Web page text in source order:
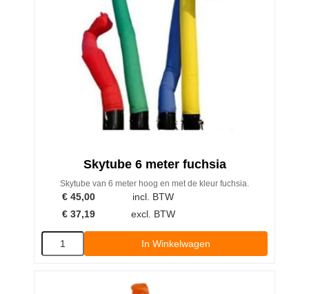
Skytube 6 meter fuchsia
Skytube van 6 meter hoog en met de kleur fuchsia.
€ 45,00
incl. BTW
€ 37,19 excl. BTW
In Winkelwagen